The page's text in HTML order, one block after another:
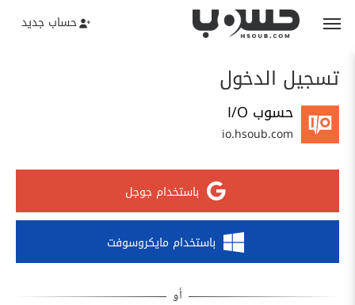
حساب جديد
تسجيل الدخول
حسوب I/O
io.hsoub.com
باستخدام جوجل
باستخدام مايكروسوفت